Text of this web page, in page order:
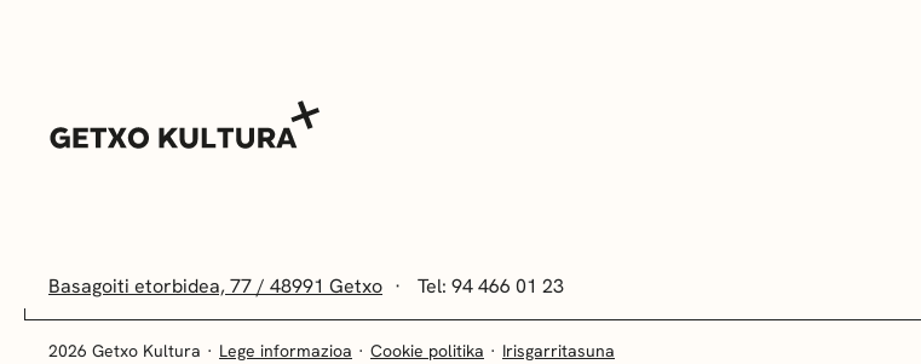
Basagoiti etorbidea, 77 / 48991 Getxo Tel: 94 466 01 23
2026 Getxo Kultura Lege informazioa Cookie politika Irisgarritasuna